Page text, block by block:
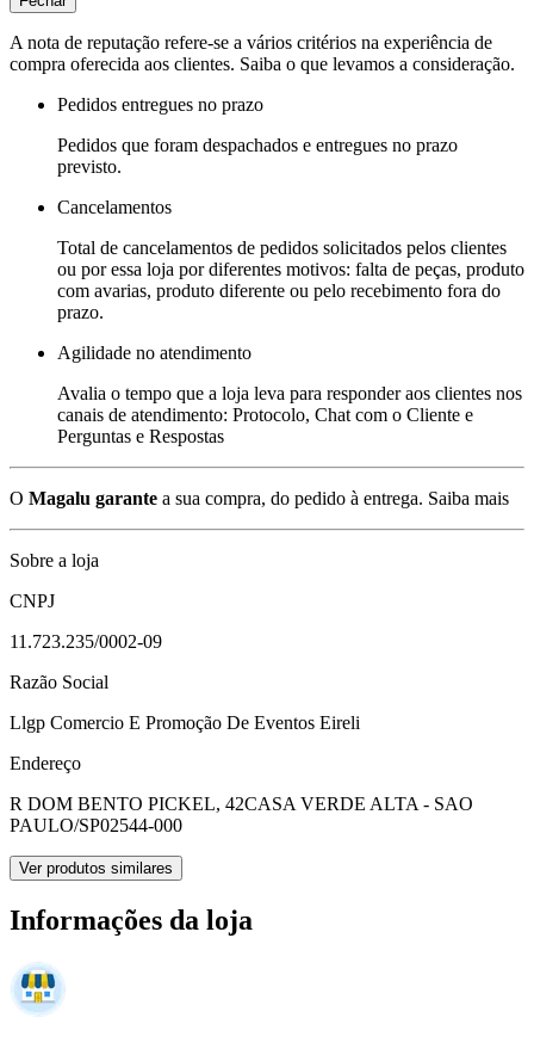
A nota de reputação refere-se a vários critérios na experiência de
compra oferecida aos clientes. Saiba o que levamos a consideração.
Pedidos entregues no prazo
Pedidos que foram despachados e entregues no prazo
previsto.
Cancelamentos
Total de cancelamentos de pedidos solicitados pelos clientes
ou por essa loja por diferentes motivos: falta de peças, produto
com avarias, produto diferente ou pelo recebimento fora do
prazo.
Agilidade no atendimento
Avalia o tempo que a loja leva para responder aos clientes nos
canais de atendimento: Protocolo, Chat com o Cliente e
Perguntas e Respostas
O Magalu garante a sua compra, do pedido à entrega. Saiba mais
Sobre a loja
CNPJ
11.723.235/0002-09
Razão Social
Llgp Comercio E Promoção De Eventos Eireli
Endereço
R DOM BENTO PICKEL, 42CASA VERDE ALTA - SAO
PAULO/SP02544-000
Ver produtos similares
Informações da loja